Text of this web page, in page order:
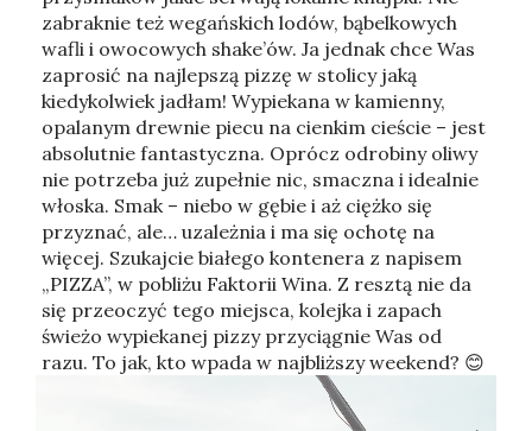
zabraknie też wegańskich lodów, bąbelkowych
wafli i owocowych shake’ów. Ja jednak chce Was
zaprosić na najlepszą pizzę w stolicy jaką
kiedykolwiek jadłam! Wypiekana w kamienny,
opalanym drewnie piecu na cienkim cieście – jest
absolutnie fantastyczna. Oprócz odrobiny oliwy
nie potrzeba już zupełnie nic, smaczna i idealnie
włoska. Smak – niebo w gębie i aż ciężko się
przyznać, ale… uzależnia i ma się ochotę na
więcej. Szukajcie białego kontenera z napisem
„PIZZA”, w pobliżu Faktorii Wina. Z resztą nie da
się przeoczyć tego miejsca, kolejka i zapach
świeżo wypiekanej pizzy przyciągnie Was od
razu. To jak, kto wpada w najbliższy weekend? 😊